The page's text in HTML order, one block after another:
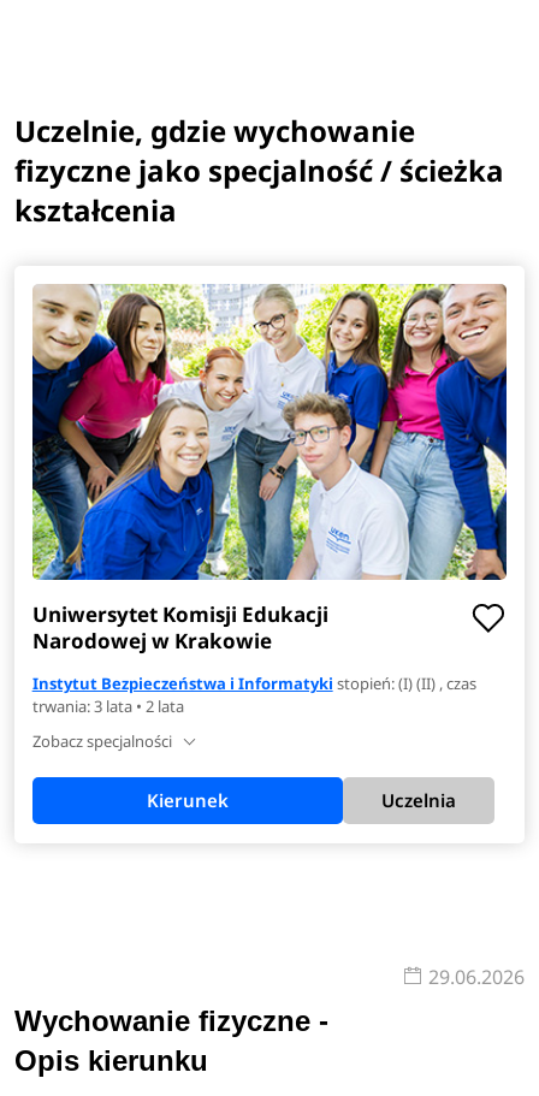
Uczelnie, gdzie wychowanie
fizyczne jako specjalność / ścieżka
kształcenia
Uniwersytet Komisji Edukacji
Narodowej w Krakowie
Instytut Bezpieczeństwa i Informatyki stopień: (I) (II) , czas
trwania: 3 lata • 2 lata
Zobacz specjalności
Kierunek Uczelnia
29.06.2026
Wychowanie fizyczne -
Opis kierunku